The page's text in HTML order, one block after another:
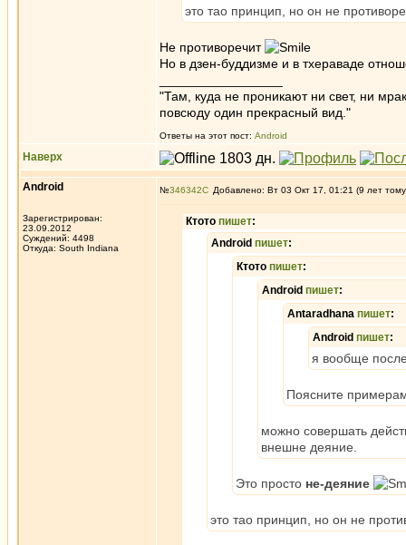
это тао принцип, но он не
Не противоречит
Но в дзен-буддизме и в тхераваде
"Там, куда не проникают ни свет, ни
повсюду один прекрасный вид."
Ответы на этот пост: Android
Наверх
Android
Зарегистрирован:
23.09.2012
Суждений: 4498
Откуда: South Indiana
№346342 Добавлено: Вт 03 Окт 17, 01:21 (9 лет
Ктото пишет:
Android пишет:
Ктото пишет:
Android пишет:
Antaradhana пишет:
Android пишет:
я вообще
Поясните
можно совершать
внешне деяние.
Это просто не-деяние
это тао принцип, но он не